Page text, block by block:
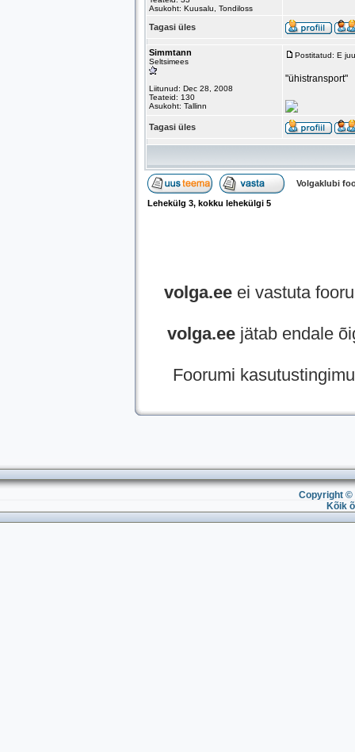
Asukoht: Kuusalu, Tondiloss
Tagasi üles
Simmtann
Seltsimees
Liitunud: Dec 28, 2008
Teateid: 130
Asukoht: Tallinn
Postitatud: E
"ühistransport"
Tagasi üles
Volgaklubi
Lehekülg 3, kokku lehekülgi 5
volga.eeei vastuta
volga.ee jätab endale
Foorumi
Copyright ©
Kõik